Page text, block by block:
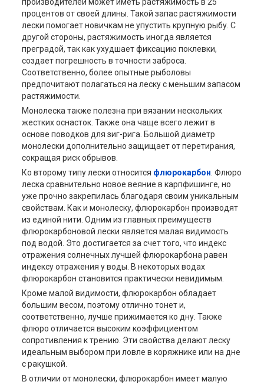
производителей может иметь растяжимость в 25
процентов от своей длины. Такой запас растяжимости
лески помогает новичкам не упустить крупную рыбу. С
другой стороны, растяжимость иногда является
преградой, так как ухудшает фиксацию поклевки,
создает погрешность в точности заброса.
Соответственно, более опытные рыболовы
предпочитают полагаться на леску с меньшим запасом
растяжимости.
Монолеска также полезна при вязании нескольких
жестких оснасток. Также она чаще всего лежит в
основе поводков для зиг-рига. Большой диаметр
монолески дополнительно защищает от перетирания,
сокращая риск обрывов.
Ко второму типу лески относится флюрокарбон. Флюро
леска сравнительно новое веяние в карпфишинге, но
уже прочно закрепилась благодаря своим уникальным
свойствам. Как и монолеску, флюрокарбон производят
из единой нити. Одним из главных преимуществ
флюрокарбоновой лески является малая видимость
под водой. Это достигается за счет того, что индекс
отражения солнечных лучшей флюрокарбона равен
индексу отражения у воды. В некоторых водах
флюрокарбон становится практически невидимым.
Кроме малой видимости, флюрокарбон обладает
большим весом, поэтому отлично тонет и,
соответственно, лучше прижимается ко дну. Также
флюро отличается высоким коэффициентом
сопротивления к трению. Эти свойства делают леску
идеальным выбором при ловле в коряжнике или на дне
с ракушкой.
В отличии от монолески, флюрокарбон имеет малую